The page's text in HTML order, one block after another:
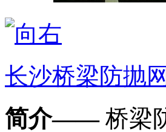
长沙桥梁防抛网
简介——桥梁